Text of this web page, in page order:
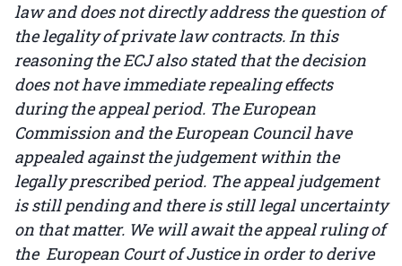
law and does not directly address the question of
the legality of private law contracts. In this
reasoning the ECJ also stated that the decision
does not have immediate repealing effects
during the appeal period. The European
Commission and the European Council have
appealed against the judgement within the
legally prescribed period. The appeal judgement
is still pending and there is still legal uncertainty
on that matter. We will await the appeal ruling of
the European Court of Justice in order to derive